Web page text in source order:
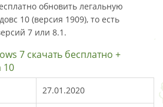
обновить легальную
10 (версия 1909), то есть
7 или 8.1.
7 скачать бесплатно +
10
27.01.2020